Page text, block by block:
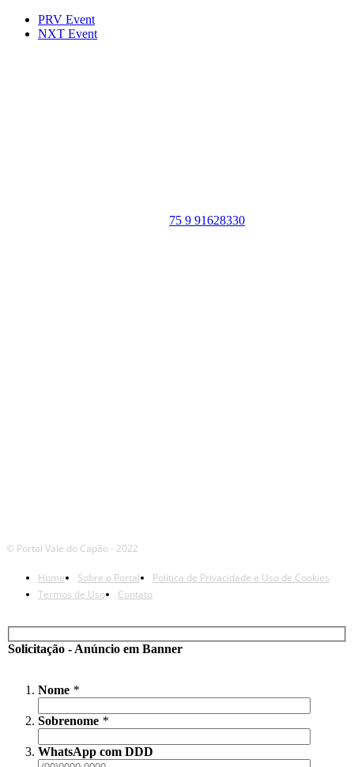
PRV Event
NXT Event
75 9 91628330
© Portal Vale do Capão - 2022
Home Sobre o Portal
Política de Privacidade e Uso de Cookies
Termos de Uso
Contato
Solicitação - Anúncio em Banner
Nome *
Sobrenome *
WhatsApp com DDD